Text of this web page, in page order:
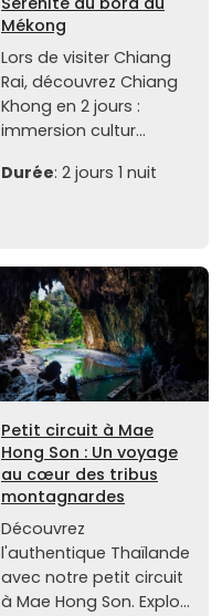
Mékong
Lors de visiter Chiang
Rai, découvrez Chiang
Khong en 2 jours :
immersion cultur...
Durée: 2 jours 1 nuit
Petit circuit à Mae
Hong Son : Un voyage
au cœur des tribus
montagnardes
Découvrez
l'authentique Thaïlande
avec notre petit circuit
à Mae Hong Son. Explo...